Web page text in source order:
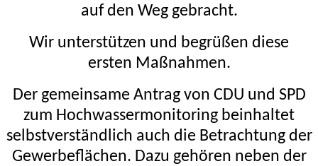
auf den Weg gebracht.
Wir unterstützen und begrüßen diese
ersten Maßnahmen.
Der gemeinsame Antrag von CDU und SPD
zum Hochwassermonitoring beinhaltet
selbstverständlich auch die Betrachtung der
Gewerbeflächen. Dazu gehören neben der